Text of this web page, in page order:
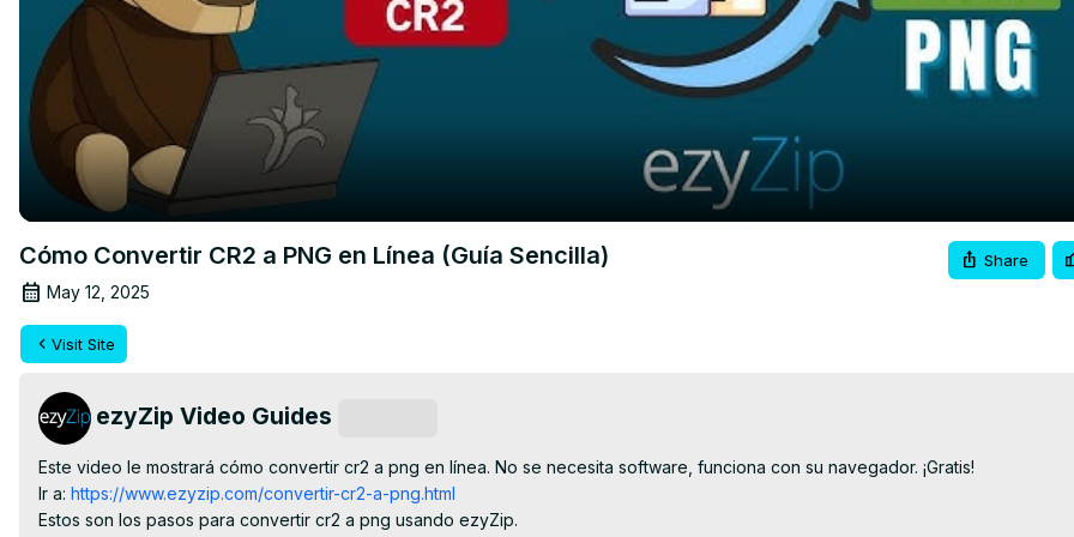
Cómo Convertir CR2 a PNG en Línea (Guía Sencilla)
May 12, 2025
Share
Visit Site
ezyZip Video Guides
Este video le mostrará cómo convertir cr2 a png en línea. No se necesita software, funciona con su navegador. ¡Gratis!
Ir a: https://www.ezyzip.com/convertir-cr2-a-png.html
Estos son los pasos para convertir cr2 a png usando ezyZip.